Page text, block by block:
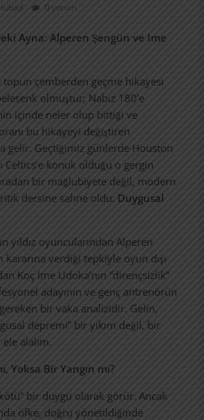
tubad 0 yorum
Ayna: Alperen Şengün ve Ime
topun çemberden geçme hikayesi
olmuştur; Nabız 180’e
içinde neler olup bittiği ve
bu hikayeyi değiştiren
gelir. Geçtiğimiz günlerde Houston
Celtics’e konuk olduğu o gergin
bir mağlubiyete değil, modern
dersine sahne oldu: Duygusal
yıldız oyuncularından Alperen
kararına verdiği tepkiyle oyun dışı
Koç Ime Udoka’nın “dirençsizlik”
adayının ve genç antrenörün
bir vaka analizidir. Gelin,
depremi” bir yıkım değil, bir
alalım.
Yoksa Bir Yangın mı?
bir duygu olarak görür. Ancak
öfke, doğru yönetildiğinde